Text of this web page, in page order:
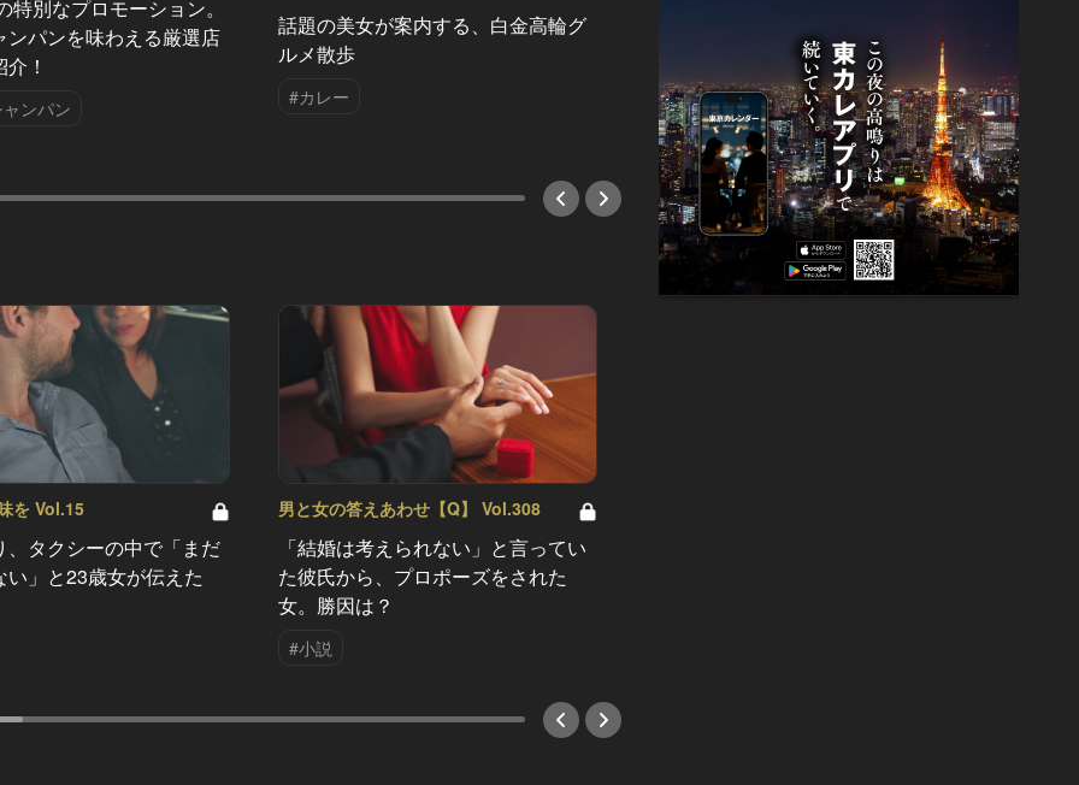
特別なプロモーション。
ンパンを味わえる厳選店
！
ンパン
話題の美女が案内する、白金高輪グ
ルメ散歩
#カレー
#インタビュー
いる二
を Vol.15
、タクシーの中で「まだ
い」と23歳女が伝えた
男と女の答えあわせ【Q】 Vol.308
「結婚は考えられない」と言ってい
た彼氏から、プロポーズをされた
女。勝因は？
#小説